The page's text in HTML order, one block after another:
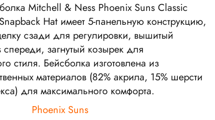
Mitchell & Ness Phoenix Suns Classic
Hat имеет 5-панельную конструкцию,
сзади для регулировки, вышитый
спереди, загнутый козырек для
стиля. Бейсболка изготовлена из
материалов (82% акрила, 15% шерсти
для максимального комфорта.
Phoenix Suns